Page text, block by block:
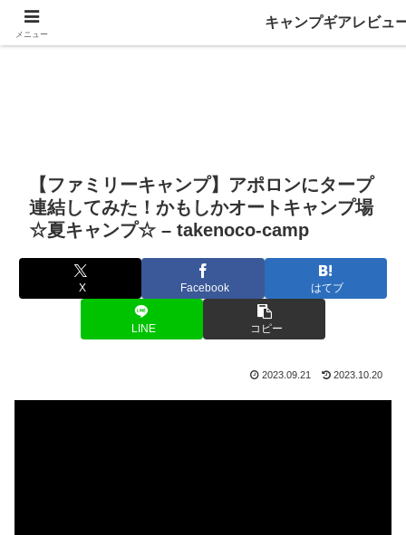
【ファミリーキャンプ】アポロンにタープ
連結してみた！かもしかオートキャンプ場
☆夏キャンプ☆ – takenoco-camp
X Facebook はてブ
LINE コピー
2023.09.21 2023.10.20
メニュー
キャンプギアレビュ